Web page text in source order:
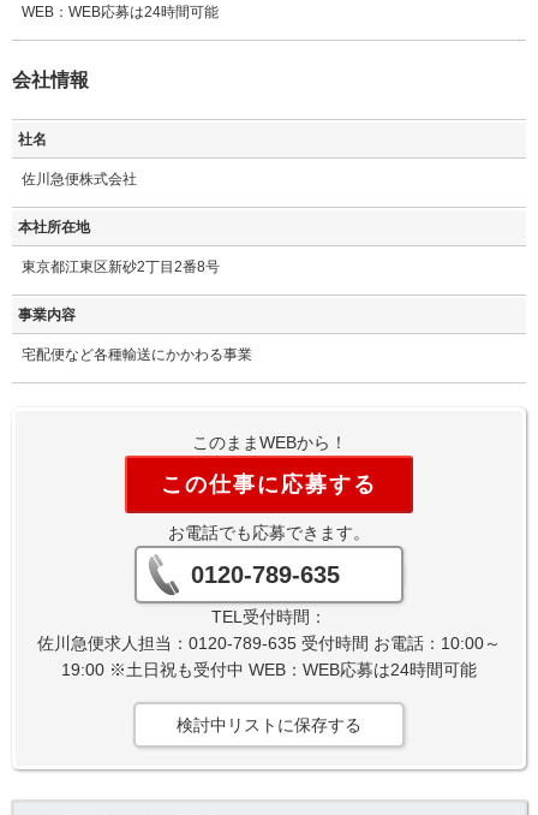
WEB：WEB応募は24時間可能
会社情報
社名
佐川急便株式会社
本社所在地
東京都江東区新砂2丁目2番8号
事業内容
宅配便など各種輸送にかかわる事業
このままWEBから！
この仕事に応募する
お電話でも応募できます。
0120-789-635
TEL受付時間：
佐川急便求人担当：0120-789-635 受付時間 お電話：10:00～
19:00 ※土日祝も受付中 WEB：WEB応募は24時間可能
検討中リストに保存する